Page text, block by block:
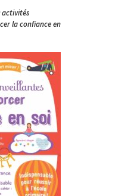
activités
la confiance en